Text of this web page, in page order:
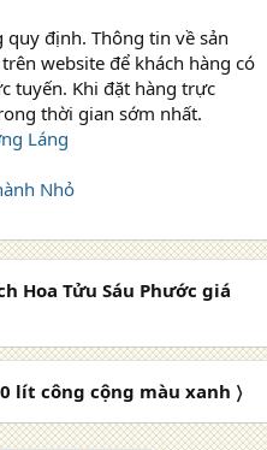
quy định. Thông tin về sản
website để khách hàng có
tuyến. Khi đặt hàng trực
thời gian sớm nhất.
Láng
Nhỏ
Hoa Tửu Sáu Phước giá
lít công cộng màu xanh 〉